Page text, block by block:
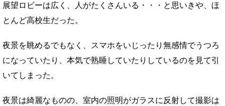
展望ロビーは広く、人がたくさんいる・・・と思いきや、ほ
とんど高校生だった。
夜景を眺めるでもなく、スマホをいじったり無感情でうつろ
になっていたり、本気で熟睡していたりしているのを見て引
いてしまった。
夜景は綺麗なものの、室内の照明がガラスに反射して撮影は